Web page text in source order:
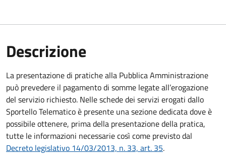
Descrizione
La presentazione di pratiche alla Pubblica Amministrazione
può prevedere il pagamento di somme legate all’erogazione
del servizio richiesto. Nelle schede dei servizi erogati dallo
Sportello Telematico è presente una sezione dedicata dove è
possibile ottenere, prima della presentazione della pratica,
tutte le informazioni necessarie così come previsto dal
Decreto legislativo 14/03/2013, n. 33, art. 35.